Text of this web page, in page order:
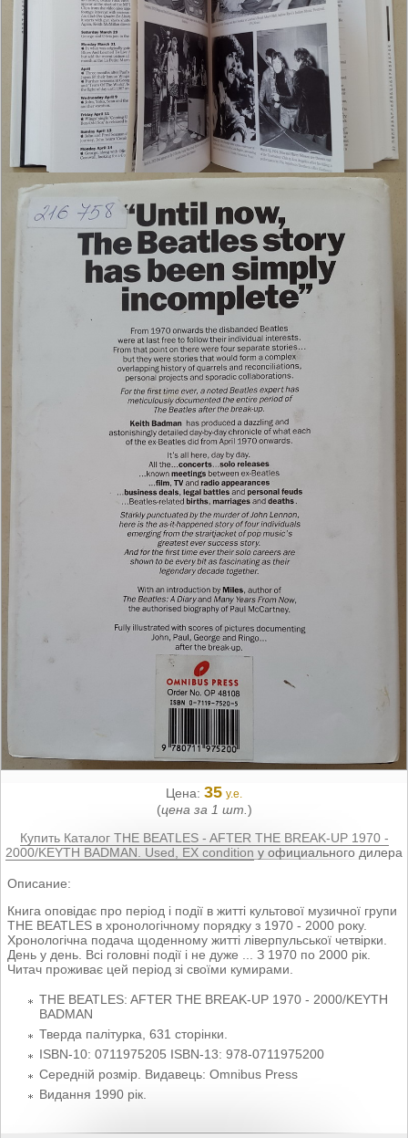
Цена: 35 у.е.
(цена за 1 шт. )
Купить Каталог THE BEATLES - AFTER THE BREAK-UP 1970 -
2000/KEYTH BADMAN. Used, EX condition у официального дилера
Описание:
Книга оповідає про період і події в житті культової музичної групи
THE BEATLES в хронологічному порядку з 1970 - 2000 року.
Хронологічна подача щоденному житті ліверпульської четвірки.
День у день. Всі головні події і не дуже ... З 1970 по 2000 рік.
Читач проживає цей період зі своїми кумирами.
THE BEATLES: AFTER THE BREAK-UP 1970 - 2000/KEYTH
BADMAN
Тверда палітурка, 631 сторінки.
ISBN-10: 0711975205 ISBN-13: 978-0711975200
Середній розмір. Видавець: Omnibus Press
Видання 1990 рік.